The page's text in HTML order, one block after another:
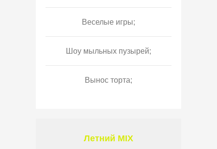
Веселые игры;
Шоу мыльных пузырей;
Вынос торта;
Летний MIX